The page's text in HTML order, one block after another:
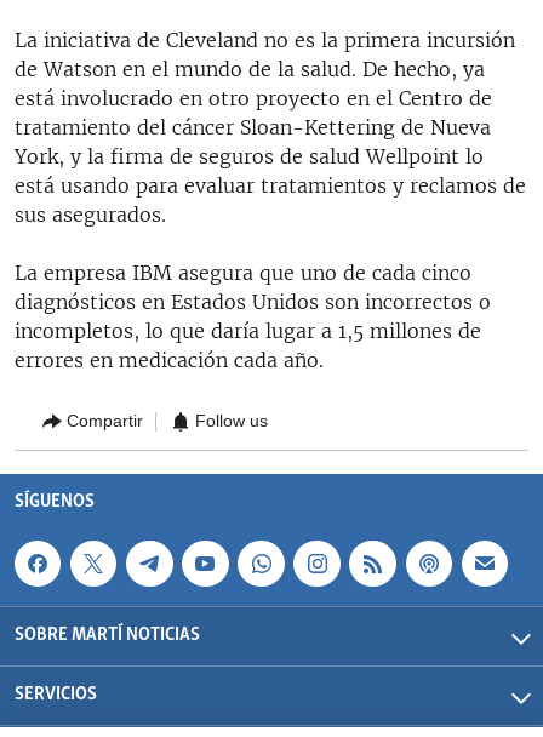
La iniciativa de Cleveland no es la primera incursión
de Watson en el mundo de la salud. De hecho, ya
está involucrado en otro proyecto en el Centro de
tratamiento del cáncer Sloan-Kettering de Nueva
York, y la firma de seguros de salud Wellpoint lo
está usando para evaluar tratamientos y reclamos de
sus asegurados.
La empresa IBM asegura que uno de cada cinco
diagnósticos en Estados Unidos son incorrectos o
incompletos, lo que daría lugar a 1,5 millones de
errores en medicación cada año.
Compartir Follow us
SÍGUENOS
SOBRE MARTÍ NOTICIAS
SERVICIOS